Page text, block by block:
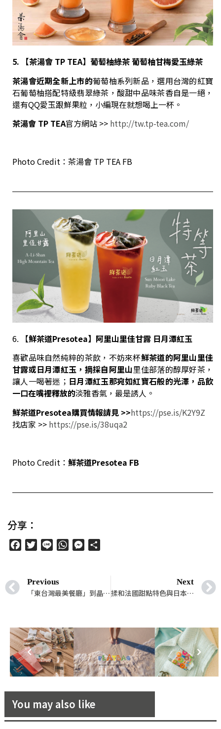
5. 【茶湯會 TP TEA】 葡萄柚綠茶葡萄柚甘梅愛玉綠茶
茶湯會近期全新上市的葡萄柚系列新品，選用台灣的紅寶
石葡萄柚搭配特級翡翠綠茶，酸甜中品味茶香自是一絕，
還有QQ愛玉跟鮮果粒，小編現在就想喝上一杯。
茶湯會 TP TEA官方網站 >> http://tw.tp-tea.com/
Photo Credit：茶湯會 TP TEA FB
6. 【鮮茶道Presotea】阿里山里佳甘露 日月潭紅玉
喜歡品味自然純粹的茶飲，不妨來杯鮮茶道的阿里山里佳
甘露或日月潭紅玉，摘採自阿里山里佳部落的醇厚好茶，
讓人一喝著迷； 日月潭紅玉那宛如紅寶石般的光澤，品飲
一口在嘴裡釋放的淡雅香氣，最是誘人。
鮮茶道Presotea購買情報請見 >>https://pse.is/K2Y9Z
找店家 >> https://pse.is/38uqa2
Photo Credit： 鮮茶道Presotea FB
分享：
FacebookTwitter
Line WhatsAppMessenger
Previous
「東台灣最美餐廳」到晶華！「Sinasera 24」為「晶華美食到你家」打造南法風情分享餐！
Next
揉和法國甜點特色與日本製菓技術並結合台灣特有茶文化，「Amoureux 純愛甜心」堅持以純手工用心製作每一口最是暖心的美妙喜餅！
You may also like